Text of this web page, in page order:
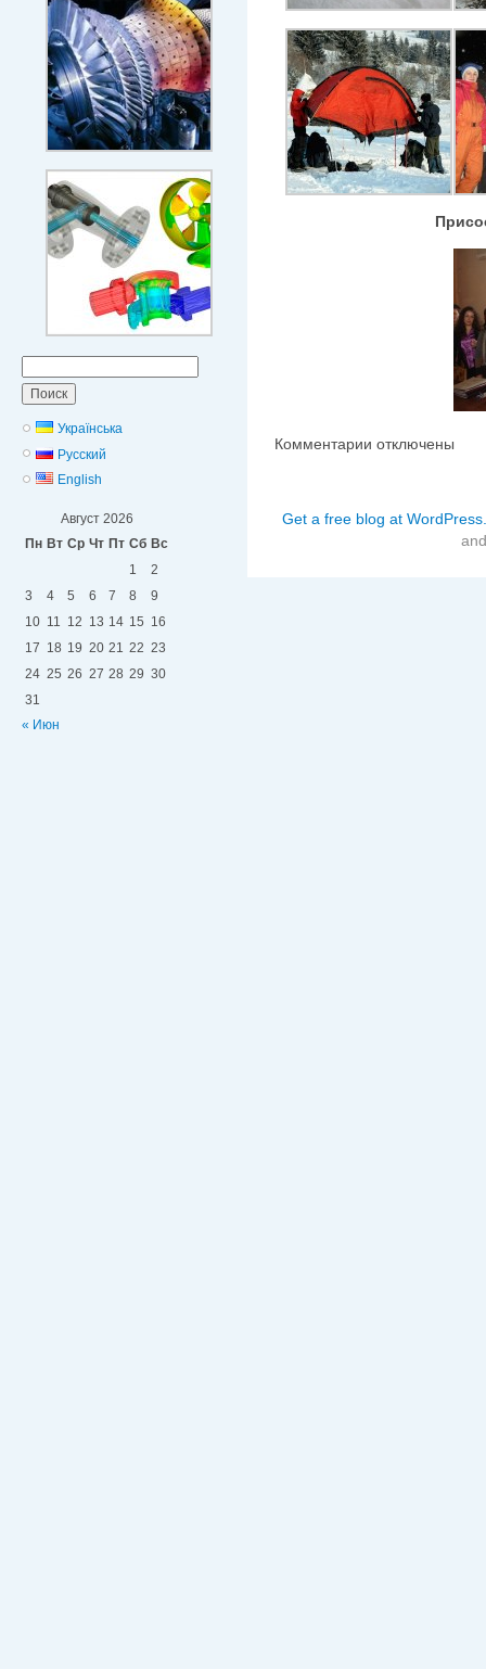
Українська
Русский
English
Август 2026
Пн Вт Ср Чт Пт Сб Вс
1
2
3
4 5 6 7 8
9
10 11 12 13 14 15 16
17 18 19 20 21 22 23
24 25 26 27 28 29 30
31
« Июн
Комментарии отключены
Get a free blog at